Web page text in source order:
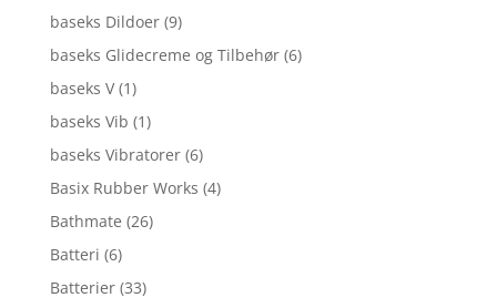
baseks Dildoer (9)
baseks Glidecreme og Tilbehør (6)
baseks V (1)
baseks Vib (1)
baseks Vibratorer (6)
Basix Rubber Works (4)
Bathmate (26)
Batteri (6)
Batterier (33)